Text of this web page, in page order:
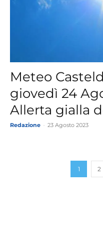
Meteo
giovedì 24
Allerta gialla
Redazione 23 Agosto 2023
1 2